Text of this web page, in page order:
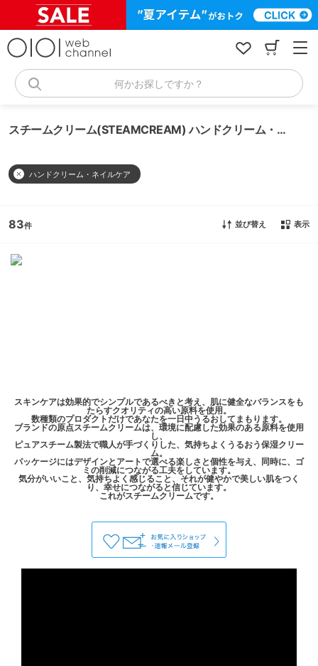
何かお探しですか？
スチームクリーム(STEAMCREAM) ハンドクリーム・ネイルケア
ハンドクリーム・ネイルケア
83 並び替え 表示
スキンケアは効果的でシンプルであるべきと考え、肌に健全なバランスをも
たらすクオリティの高い原料を使用。
数種類のプロダクトだけであなたを一日中うるおしてまもります。
ブランドの原点スチームクリームは、環境に配慮した効果のある原料を使用
し、
ピュアスチーム製法で職人が手づくりした、気持ちよくうるおう保湿クリー
ム。
パッケージにはデザインとアートで選べる楽しさと個性を与え、同時に、ゴ
ミの削減につながる工夫をしています。
気分がいいこと、気持ちよく感じること、それが健やかで美しい肌をつく
り、幸せにつながると信じています。